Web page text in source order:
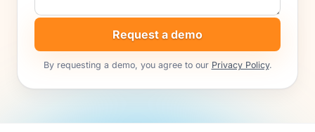
Request a demo
By requesting a demo, you agree to our Privacy Policy.